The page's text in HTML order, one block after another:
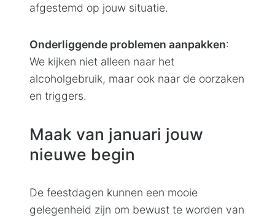
afgestemd op jouw situatie.
Onderliggende problemen aanpakken:
We kijken niet alleen naar het
alcoholgebruik, maar ook naar de oorzaken
en triggers.
Maak van januari jouw
nieuwe begin
De feestdagen kunnen een mooie
gelegenheid zijn om bewust te worden van